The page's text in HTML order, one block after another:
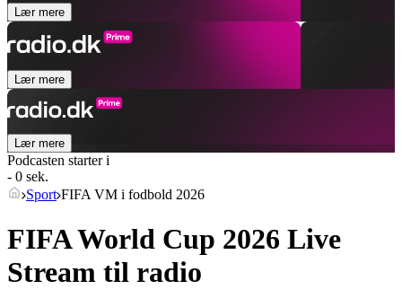
Lær mere
Lær mere
Lær mere
Podcasten starter i
- 0 sek.
Sport FIFA VM i fodbold 2026
FIFA World Cup 2026 Live
Stream til radio